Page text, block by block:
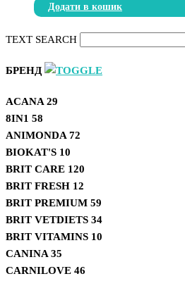
Додати в кошик
TEXT SEARCH
БРЕНД
ACANA 29
8IN1 58
ANIMONDA 72
BIOKAT'S 10
BRIT CARE 120
BRIT FRESH 12
BRIT PREMIUM 59
BRIT VETDIETS 34
BRIT VITAMINS 10
CANINA 35
CARNILOVE 46